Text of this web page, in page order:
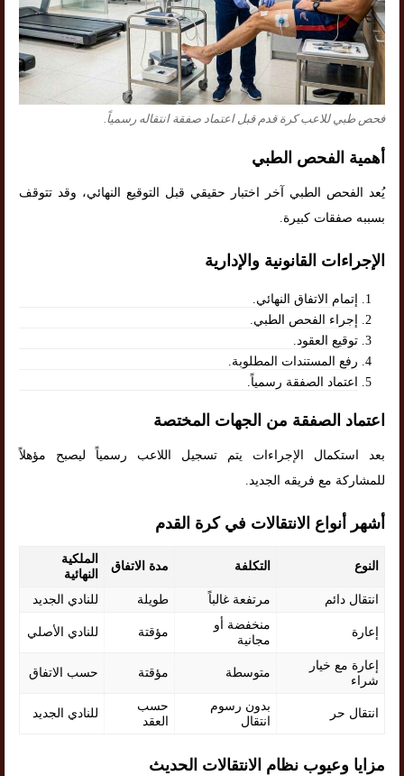
فحص طبي للاعب كرة قدم قبل اعتماد صفقة انتقاله رسمياً.
أهمية الفحص الطبي
يُعد الفحص الطبي آخر اختبار حقيقي قبل التوقيع النهائي، وقد تتوقف
بسببه صفقات كبيرة.
الإجراءات القانونية والإدارية
إتمام الاتفاق النهائي.
إجراء الفحص الطبي.
توقيع العقود.
رفع المستندات المطلوبة.
اعتماد الصفقة رسمياً.
اعتماد الصفقة من الجهات المختصة
بعد استكمال الإجراءات يتم تسجيل اللاعب رسمياً ليصبح مؤهلاً
للمشاركة مع فريقه الجديد.
أشهر أنواع الانتقالات في كرة القدم
النوع التكلفة مدة الاتفاق
الملكية
النهائية
انتقال دائم
مرتفعة غالباً طويلة للنادي الجديد
إعارة
منخفضة أو
مجانية
مؤقتة للنادي الأصلي
إعارة مع خيار
شراء
متوسطة مؤقتة حسب الاتفاق
انتقال حر
بدون رسوم
انتقال
حسب
العقد
للنادي الجديد
مزايا وعيوب نظام الانتقالات الحديث